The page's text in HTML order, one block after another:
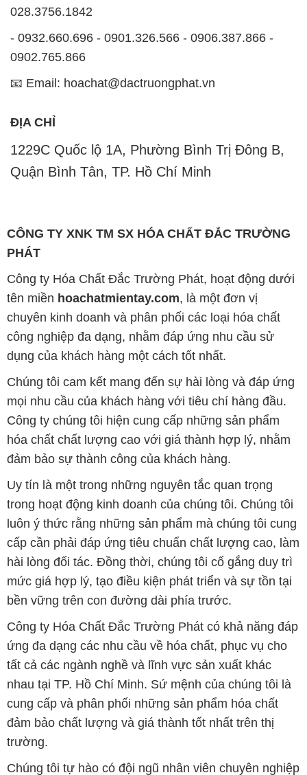
028.3756.1842
- 0932.660.696 - 0901.326.566 - 0906.387.866 -
0902.765.866
📧 Email: hoachat@dactruongphat.vn
ĐỊA CHỈ
1229C Quốc lộ 1A, Phường Bình Trị Đông B,
Quận Bình Tân, TP. Hồ Chí Minh
CÔNG TY XNK TM SX HÓA CHẤT ĐẮC TRƯỜNG
PHÁT
Công ty Hóa Chất Đắc Trường Phát, hoạt động dưới
tên miền hoachatmientay.com, là một đơn vị
chuyên kinh doanh và phân phối các loại hóa chất
công nghiệp đa dạng, nhằm đáp ứng nhu cầu sử
dụng của khách hàng một cách tốt nhất.
Chúng tôi cam kết mang đến sự hài lòng và đáp ứng
mọi nhu cầu của khách hàng với tiêu chí hàng đầu.
Công ty chúng tôi hiện cung cấp những sản phẩm
hóa chất chất lượng cao với giá thành hợp lý, nhằm
đảm bảo sự thành công của khách hàng.
Uy tín là một trong những nguyên tắc quan trọng
trong hoạt động kinh doanh của chúng tôi. Chúng tôi
luôn ý thức rằng những sản phẩm mà chúng tôi cung
cấp cần phải đáp ứng tiêu chuẩn chất lượng cao, làm
hài lòng đối tác. Đồng thời, chúng tôi cố gắng duy trì
mức giá hợp lý, tạo điều kiện phát triển và sự tồn tại
bền vững trên con đường dài phía trước.
Công ty Hóa Chất Đắc Trường Phát có khả năng đáp
ứng đa dạng các nhu cầu về hóa chất, phục vụ cho
tất cả các ngành nghề và lĩnh vực sản xuất khác
nhau tại TP. Hồ Chí Minh. Sứ mệnh của chúng tôi là
cung cấp và phân phối những sản phẩm hóa chất
đảm bảo chất lượng và giá thành tốt nhất trên thị
trường.
Chúng tôi tự hào có đội ngũ nhân viên chuyên nghiệp